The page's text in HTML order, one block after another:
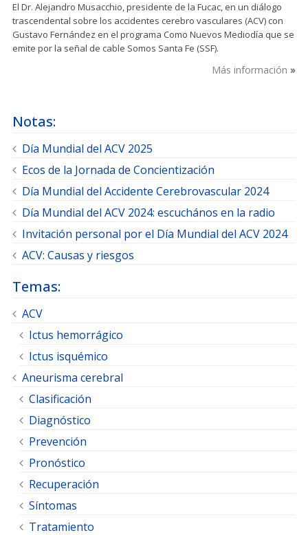
El Dr. Alejandro Musacchio, presidente de la Fucac, en un diálogo
trascendental sobre los accidentes cerebro vasculares (ACV) con
Gustavo Fernández en el programa Como Nuevos Mediodía que se
emite por la señal de cable Somos Santa Fe (SSF).
Más información
Notas:
Día Mundial del ACV 2025
Ecos de la Jornada de Concientización
Día Mundial del Accidente Cerebrovascular 2024
Día Mundial del ACV 2024: escuchános en la radio
Invitación personal por el Día Mundial del ACV 2024
ACV: Causas y riesgos
Temas:
ACV
Ictus hemorrágico
Ictus isquémico
Aneurisma cerebral
Clasificación
Diagnóstico
Prevención
Pronóstico
Recuperación
Síntomas
Tratamiento